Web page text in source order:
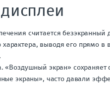
считается
выводя его прямо в
«Воздушный экран»
экраны», часто давали